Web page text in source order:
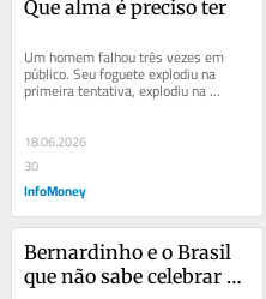
Que alma é preciso ter
Um homem falhou três vezes em
público. Seu foguete explodiu na
primeira tentativa, explodiu na
segunda e explodiu na terceira. Em
18.06.2026
30
InfoMoney
Bernardinho e o Brasil
que não sabe celebrar